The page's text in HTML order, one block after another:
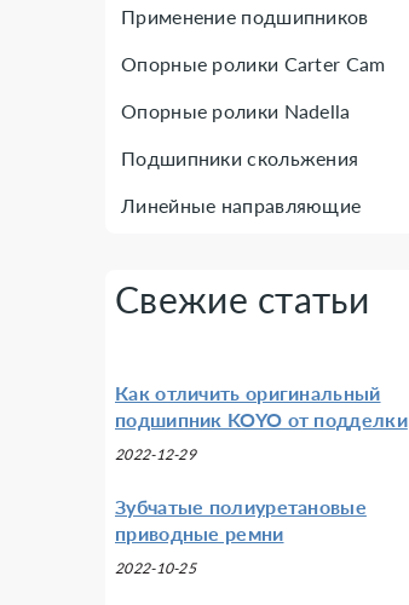
Применение подшипников
Опорные ролики Carter Cam
Опорные ролики Nadella
Подшипники скольжения
Линейные направляющие
Свежие статьи
Как отличить оригинальный
подшипник KOYO от подделки
2022-12-29
Зубчатые полиуретановые
приводные ремни
2022-10-25